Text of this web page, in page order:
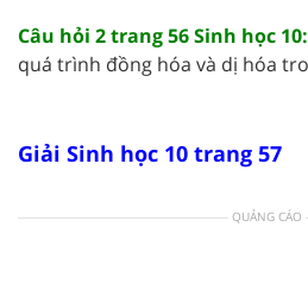
Câu hỏi 2 trang 56 Sinh học 10:
quá trình đồng hóa và dị hóa
Giải Sinh học 10 trang 57
QUẢNG CÁO